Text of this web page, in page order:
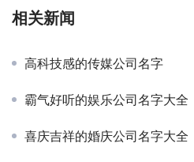
相关新闻
高科技感的传媒公司名字
霸气好听的娱乐公司名字大全
喜庆吉祥的婚庆公司名字大全